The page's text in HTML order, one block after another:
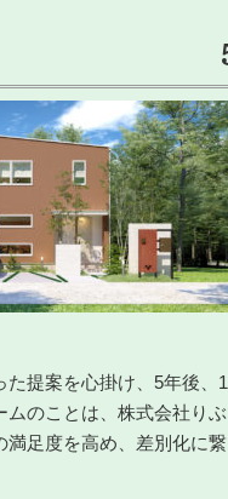
た提案を心掛け、5年後
ムのことは、株式会社り
満足度を高め、差別化に